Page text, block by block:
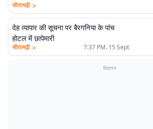
सीतामढ़ी >
देह व्यापार की सूचना पर बैरगनिया के पांच
होटल में छापेमारी
सीतामढ़ी > 7:37 PM. 15 Sept
विज्ञापन